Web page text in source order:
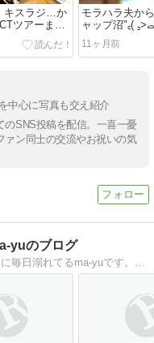
キスラジ…か
ツアーまと
モラハラ夫か
11ヶ月前
中心に写真も交え紹介
のSNS投稿を配信。一喜一憂
ァン同士の交流やお祝いの気
yuのブログ